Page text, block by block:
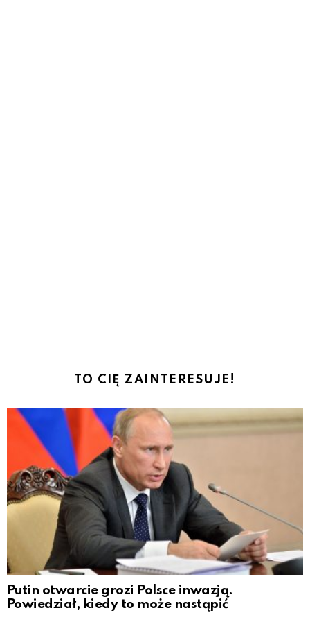
TO CIĘ ZAINTERESUJE!
Putin otwarcie grozi Polsce inwazją.
Powiedział, kiedy to może nastąpić